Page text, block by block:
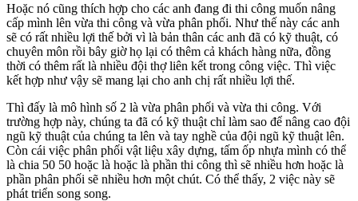
Hoặc nó cũng thích hợp cho các anh đang đi thi công muốn nâng
cấp mình lên vừa thi công và vừa phân phối. Như thế này các anh
sẽ có rất nhiều lợi thế bởi vì là bản thân các anh đã có kỹ thuật, có
chuyên môn rồi bây giờ họ lại có thêm cả khách hàng nữa, đồng
thời có thêm rất là nhiều đội thợ liên kết trong công việc. Thì việc
kết hợp như vậy sẽ mang lại cho anh chị rất nhiều lợi thế.
Thì đấy là mô hình số 2 là vừa phân phối và vừa thi công. Với
trường hợp này, chúng ta đã có kỹ thuật chỉ làm sao để nâng cao đội
ngũ kỹ thuật của chúng ta lên và tay nghề của đội ngũ kỹ thuật lên.
Còn cái việc phân phối vật liệu xây dựng, tấm ốp nhựa mình có thể
là chia 50 50 hoặc là hoặc là phần thi công thì sẽ nhiều hơn hoặc là
phần phân phối sẽ nhiều hơn một chút. Có thể thấy, 2 việc này sẽ
phát triển song song.